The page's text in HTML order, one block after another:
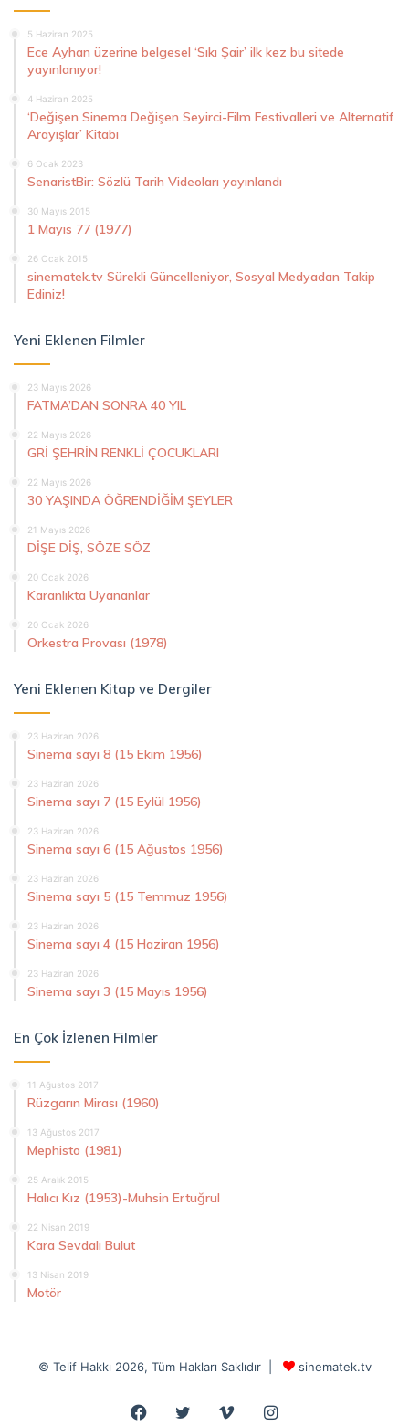
5 Haziran 2025
Ece Ayhan üzerine belgesel ‘Sıkı Şair’ ilk kez bu sitede
yayınlanıyor!
4 Haziran 2025
‘Değişen Sinema Değişen Seyirci-Film Festivalleri ve Alternatif
Arayışlar’ Kitabı
6 Ocak 2023
SenaristBir: Sözlü Tarih Videoları yayınlandı
30 Mayıs 2015
1 Mayıs 77 (1977)
26 Ocak 2015
sinematek.tv Sürekli Güncelleniyor, Sosyal Medyadan Takip
Ediniz!
Yeni Eklenen Filmler
23 Mayıs 2026
FATMA’DAN SONRA 40 YIL
22 Mayıs 2026
GRİ ŞEHRİN RENKLİ ÇOCUKLARI
22 Mayıs 2026
30 YAŞINDA ÖĞRENDİĞİM ŞEYLER
21 Mayıs 2026
DİŞE DİŞ, SÖZE SÖZ
20 Ocak 2026
Karanlıkta Uyananlar
20 Ocak 2026
Orkestra Provası (1978)
Yeni Eklenen Kitap ve Dergiler
23 Haziran 2026
Sinema sayı 8 (15 Ekim 1956)
23 Haziran 2026
Sinema sayı 7 (15 Eylül 1956)
23 Haziran 2026
Sinema sayı 6 (15 Ağustos 1956)
23 Haziran 2026
Sinema sayı 5 (15 Temmuz 1956)
23 Haziran 2026
Sinema sayı 4 (15 Haziran 1956)
23 Haziran 2026
Sinema sayı 3 (15 Mayıs 1956)
En Çok İzlenen Filmler
11 Ağustos 2017
Rüzgarın Mirası (1960)
13 Ağustos 2017
Mephisto (1981)
25 Aralık 2015
Halıcı Kız (1953)-Muhsin Ertuğrul
22 Nisan 2019
Kara Sevdalı Bulut
13 Nisan 2019
Motör
© Telif Hakkı 2026, Tüm Hakları Saklıdır | sinematek.tv
Facebook
Twitter VimeoInstagram